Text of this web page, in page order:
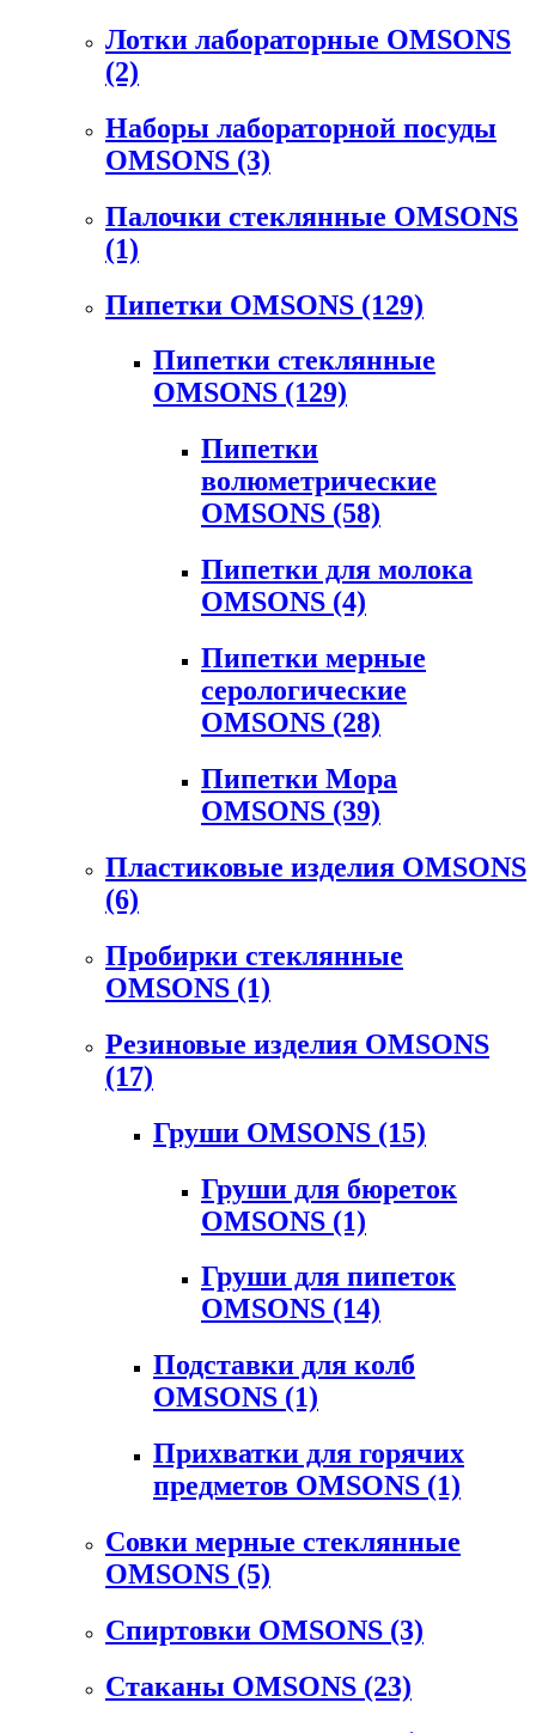
Лотки лабораторные OMSONS
(2)
Наборы лабораторной посуды
OMSONS (3)
Палочки стеклянные OMSONS
(1)
Пипетки OMSONS (129)
Пипетки стеклянные
OMSONS (129)
Пипетки
волюметрические
OMSONS (58)
Пипетки для молока
OMSONS (4)
Пипетки мерные
серологические
OMSONS (28)
Пипетки Мора
OMSONS (39)
Пластиковые изделия OMSONS
(6)
Пробирки стеклянные
OMSONS (1)
Резиновые изделия OMSONS
(17)
Груши OMSONS (15)
Груши для бюреток
OMSONS (1)
Груши для пипеток
OMSONS (14)
Подставки для колб
OMSONS (1)
Прихватки для горячих
предметов OMSONS (1)
Совки мерные стеклянные
OMSONS (5)
Спиртовки OMSONS (3)
Стаканы OMSONS (23)